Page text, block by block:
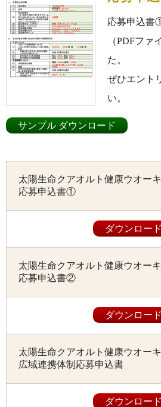
応募申込書
（PDFファ
た。
ぜひエント
い。
サンプル ダウンロード
太陽生命クアオルト健康ウオー
応募申込書①
ダウンロード
太陽生命クアオルト健康ウオー
応募申込書②
ダウンロード
太陽生命クアオルト健康ウオー
広域連携体制応募申込書
ダウンロード